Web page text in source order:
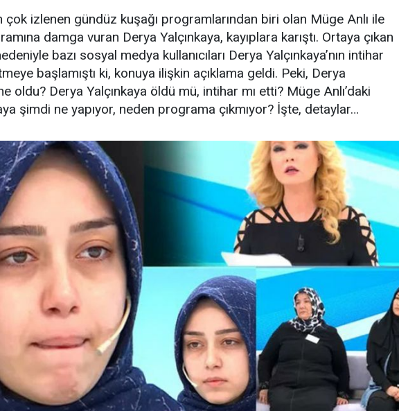
çok izlenen gündüz kuşağı programlarından biri olan Müge Anlı ile
damga vuran Derya Yalçınkaya, kayıplara karıştı. Ortaya çıkan
bazı sosyal medya kullanıcıları Derya Yalçınkaya’nın intihar
başlamıştı ki, konuya ilişkin açıklama geldi. Peki, Derya
oldu? Derya Yalçınkaya öldü mü, intihar mı etti? Müge Anlı’daki
şimdi ne yapıyor, neden programa çıkmıyor? İşte, detaylar…